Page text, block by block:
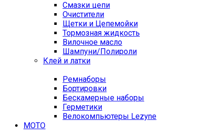
Смазки цепи
Очистители
Щетки и Цепемойки
Тормозная жидкость
Вилочное масло
Шампуни/Полироли
Клей и латки
Ремнаборы
Бортировки
Бескамерные наборы
Герметики
Велокомпьютеры Lezyne
МОТО